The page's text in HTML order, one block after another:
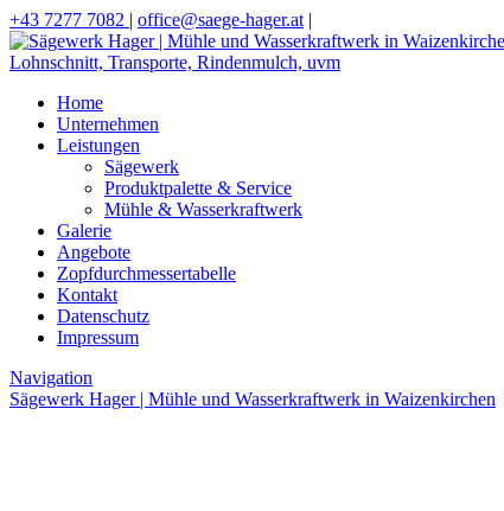
+43 7277 7082 | office@saege-hager.at |
Home
Unternehmen
Leistungen
Sägewerk
Produktpalette & Service
Mühle & Wasserkraftwerk
Galerie
Angebote
Zopfdurchmessertabelle
Kontakt
Datenschutz
Impressum
Navigation
Sägewerk Hager | Mühle und Wasserkraftwerk in Waizenkirchen